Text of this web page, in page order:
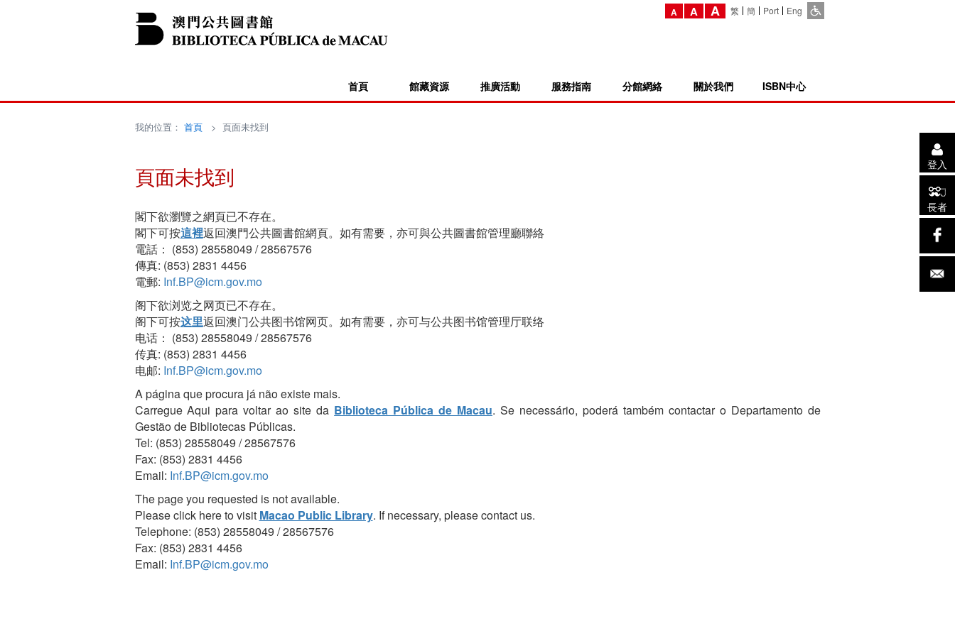
A A A 繁 簡 Port Eng
首頁 館藏資源 推廣活動 服務指南 分館網絡 關於我們 ISBN中心
登入
長者
我的位置： 首頁> 頁面未找到
頁面未找到
閣下欲瀏覽之網頁已不存在。
閣下可按這裡返回澳門公共圖書館網頁。如有需要，亦可與公共圖書館管理廳聯絡
電話： (853) 28558049 / 28567576
傳真: (853) 2831 4456
電郵: Inf.BP@icm.gov.mo
阁下欲浏览之网页已不存在。
阁下可按这里返回澳门公共图书馆网页。如有需要，亦可与公共图书馆管理厅联络
电话： (853) 28558049 / 28567576
传真: (853) 2831 4456
电邮: Inf.BP@icm.gov.mo
A página que procura já não existe mais.
Carregue Aqui para voltar ao site da Biblioteca Pública de Macau. Se necessário, poderá também contactar o Departamento de
Gestão de Bibliotecas Públicas.
Tel: (853) 28558049 / 28567576
Fax: (853) 2831 4456
Email: Inf.BP@icm.gov.mo
The page you requested is not available.
Please click here to visit Macao Public Library. If necessary, please contact us.
Telephone: (853) 28558049 / 28567576
Fax: (853) 2831 4456
Email: Inf.BP@icm.gov.mo